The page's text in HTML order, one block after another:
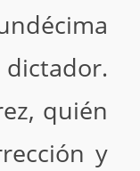
quién
y